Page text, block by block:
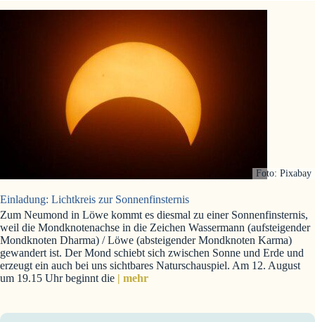
Foto: Pixabay
Einladung: Lichtkreis zur Sonnenfinsternis
Zum Neumond in Löwe kommt es diesmal zu einer Sonnenfinsternis,
weil die Mondknotenachse in die Zeichen Wassermann (aufsteigender
Mondknoten Dharma) / Löwe (absteigender Mondknoten Karma)
gewandert ist. Der Mond schiebt sich zwischen Sonne und Erde und
erzeugt ein auch bei uns sichtbares Naturschauspiel. Am 12. August
um 19.15 Uhr beginnt die | mehr